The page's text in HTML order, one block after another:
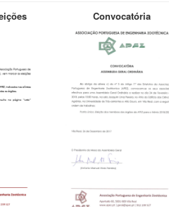
Convocatória